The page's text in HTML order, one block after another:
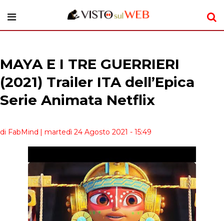
MAYA E I TRE GUERRIERI
(2021) Trailer ITA dell’Epica
Serie Animata Netflix
di FabMind | martedì 24 Agosto 2021 - 15:49